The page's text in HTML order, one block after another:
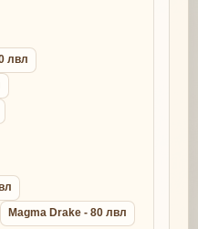
лвл
Magma Drake - 80 лвл